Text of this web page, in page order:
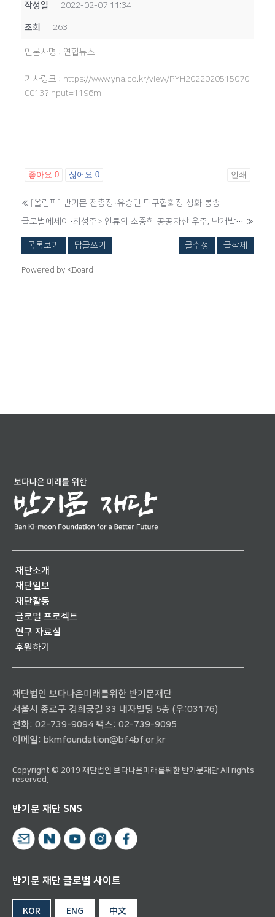
작성일 2022-02-07 11:34
조회 263
언론사명 : 연합뉴스
기사링크 : https://www.yna.co.kr/view/PYH2022020515070
0013?input=1196m
좋아요 0 싫어요 0 인쇄
« [올림픽] 반기문 전총장·유승민 탁구협회장 성화 봉송
글로벌에세이·최성주> 인류의 소중한 공공자산 우주, 난개발 안된다 »
목록보기 답글쓰기 글수정 글삭제
Powered by KBoard
재단소개
재단일보
재단활동
글로벌 프로젝트
연구 자료실
후원하기
재단법인 보다나은미래를위한 반기문재단
서울시 종로구 경희궁길 33 내자빌딩 5층 (우:03176)
전화: 02-739-9094 팩스: 02-739-9095
이메일: bkmfoundation@bf4bf.or.kr
Copyright © 2019 재단법인 보다나은미래를위한 반기문재단 All rights
reserved.
반기문 재단 SNS
반기문 재단 글로벌 사이트
KOR ENG 中文